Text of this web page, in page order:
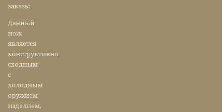
заказы
Данный
нож
является
конструктивно
сходным
с
холодным
оружием
изделием,